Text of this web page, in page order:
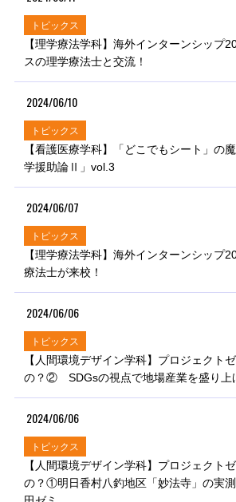
トピックス
【理学療法学科】海外インターンシップ
スの理学療法士と交流！
2024/06/10
トピックス
【看護医療学科】「どこでもシート」の
学援助論Ⅱ」vol.3
2024/06/07
トピックス
【理学療法学科】海外インターンシップ
療法士が来校！
2024/06/06
トピックス
【人間環境デザイン学科】プロジェクト
の？② SDGsの視点で地場産業を盛り上
2024/06/06
トピックス
【人間環境デザイン学科】プロジェクト
の？①明日香村八釣地区「妙法寺」の実